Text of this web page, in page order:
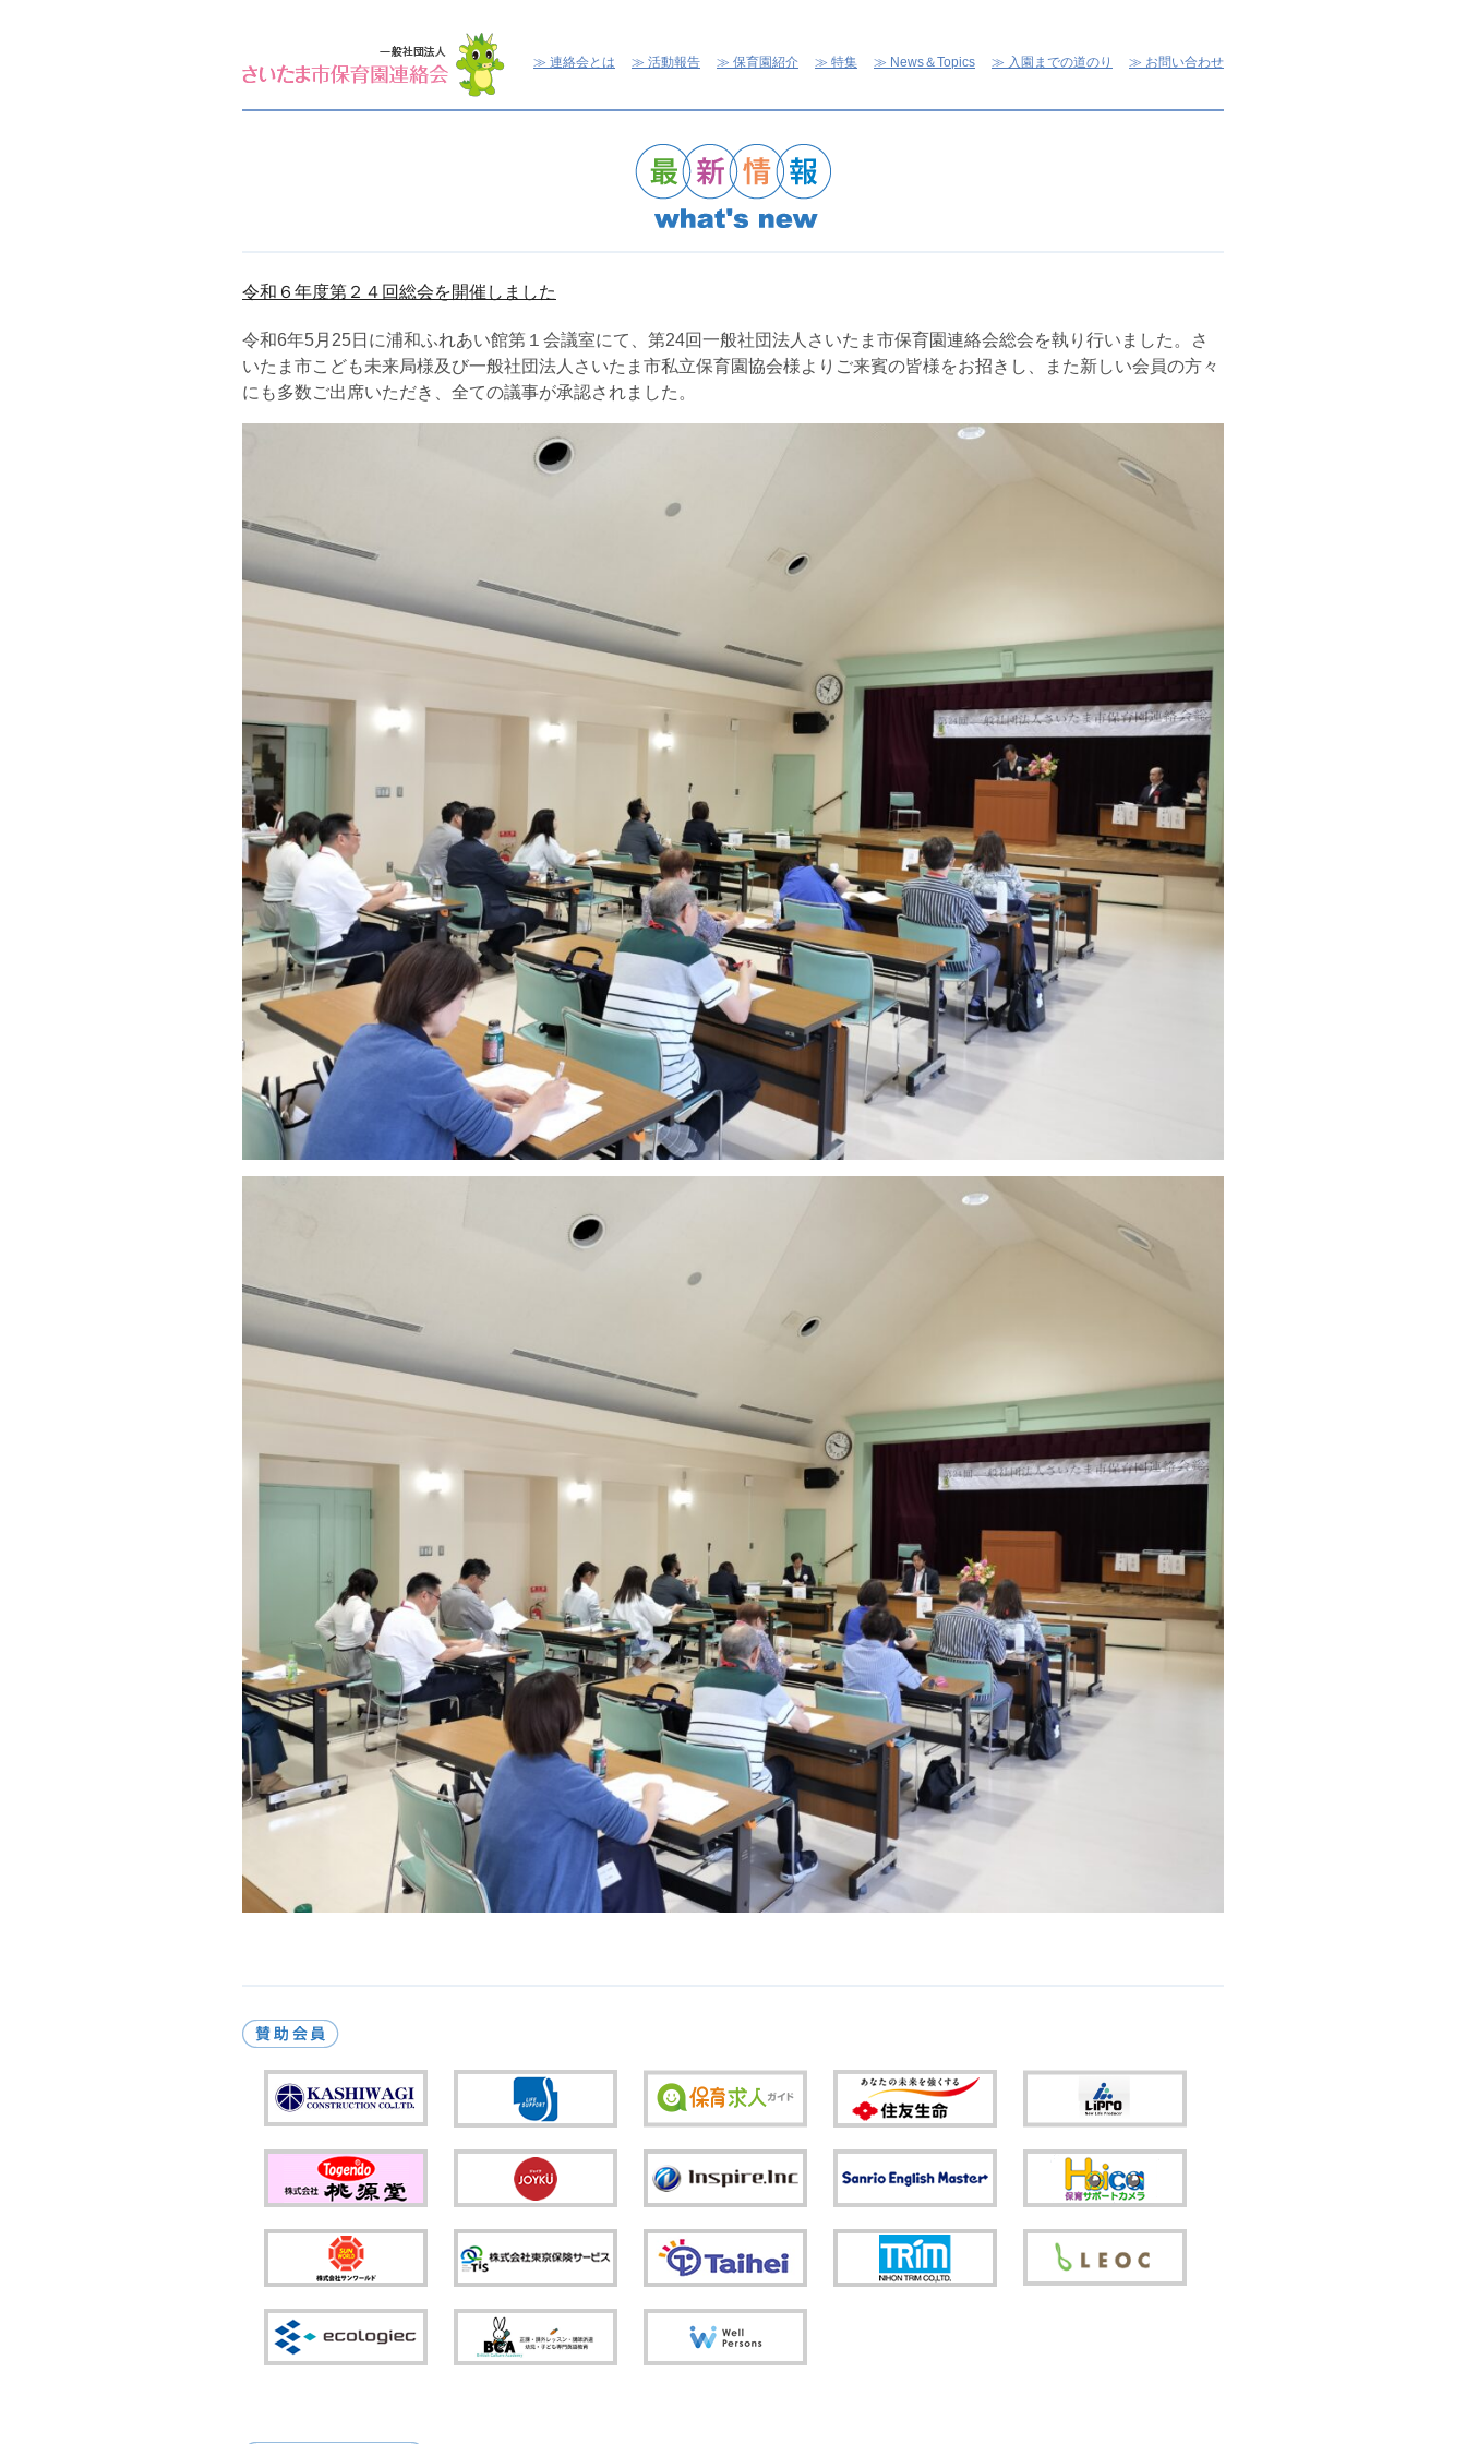
連絡会とは 活動報告 保育園紹介 特集 News＆Topics 入園までの道のり お問い合わせ
令和６年度第２４回総会を開催しました
令和6年5月25日に浦和ふれあい館第１会議室にて、第24回一般社団法人さいたま市保育園連絡会総会を執り行いました。さ
いたま市こども未来局様及び一般社団法人さいたま市私立保育園協会様よりご来賓の皆様をお招きし、また新しい会員の方々
にも多数ご出席いただき、全ての議事が承認されました。